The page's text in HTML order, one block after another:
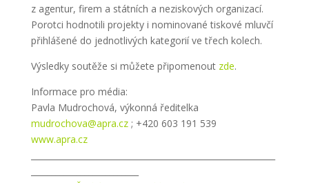
z agentur, firem a státních a neziskových organizací.
Porotci hodnotili projekty i nominované tiskové mluvčí
přihlášené do jednotlivých kategorií ve třech kolech.
Výsledky soutěže si můžete připomenout zde.
Informace pro média:
Pavla Mudrochová, výkonná ředitelka
mudrochova@apra.cz; +420 603 191 539
www.apra.cz